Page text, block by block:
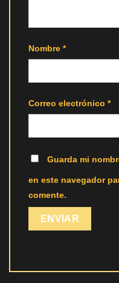
Nombre *
Correo electrónico *
Guarda mi
en este navegador
comente.